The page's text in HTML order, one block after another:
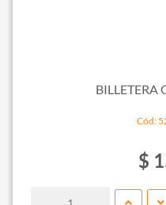
BILLETERA
Cód:
$